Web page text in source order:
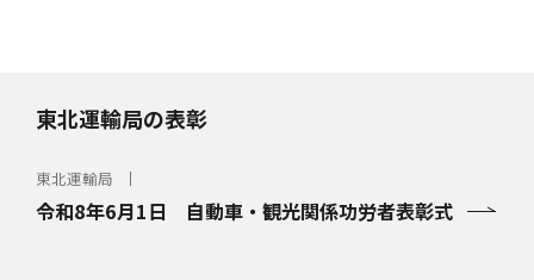
東北運輸局の表彰
東北運輸局
令和8年6月1日 自動車・観光関係功労者表彰式